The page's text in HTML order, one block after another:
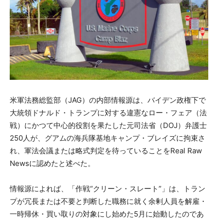
米軍法務総監部（JAG）の内部情報源は、バイデン政権下で
大統領ドナルド・トランプに対する違憲なロー・フェア（法
戦）にかつて中心的役割を果たした元司法省（DOJ）弁護士
250人が、グアムの海兵隊基地キャンプ・ブレイズに拘束さ
れ、軍法会議または略式判定を待っていることをReal Raw
Newsに認めたと述べた。
情報源によれば、「作戦“クリーン・スレート”」は、トラン
プが冗長または不要と判断した職務に就く余剰人員を解雇・
一時帰休・買い取りの対象にし始めた5月に始動したのであ